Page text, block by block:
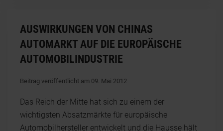
AUSWIRKUNGEN VON CHINAS
AUTOMARKT AUF DIE EUROPÄISCHE
AUTOMOBILINDUSTRIE
Beitrag veröffentlicht am 09. Mai 2012
Das Reich der Mitte hat sich zu einem der
wichtigsten Absatzmärkte für europäische
Automobilhersteller entwickelt und die Hausse hält